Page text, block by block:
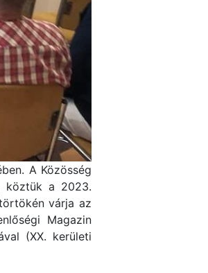
A Közösség
köztük a 2023.
várja az
Magazin
(XX. kerületi